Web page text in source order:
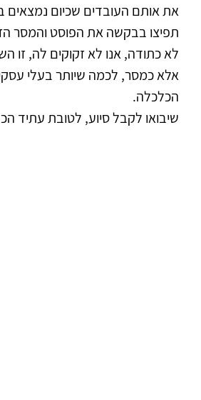
את אותם העובדים שכיום נמצאים
תפיצו בבקשה את הפוסט והמסר
לא כתודה, אנו לא זקוקים לה, זו
אלא כמסר, לכמה שיותר בעלי
הכלכלה.
שיבואו לקבל סיוע, לטובת עתיד